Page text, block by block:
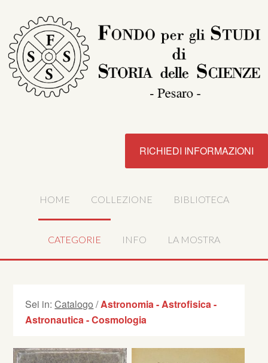
RICHIEDI INFORMAZIONI
HOME COLLEZIONE BIBLIOTECA
CATEGORIE INFO LA MOSTRA
Sei in:Catalogo /Astronomia - Astrofisica -
Astronautica - Cosmologia